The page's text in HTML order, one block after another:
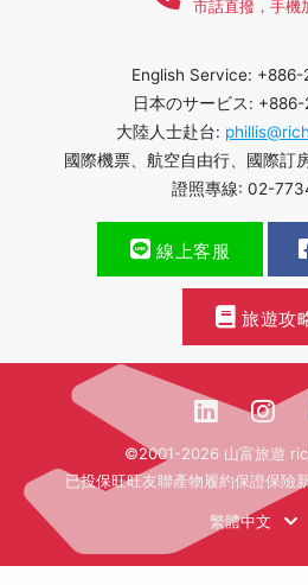
市話直撥，手機
English Service:
日本のサービス:
大陸人士赴台:
國際機票、航空自由行、國際
證照專線: 02-
線上客服
旅遊攻
©2001-2026 山富旅遊
已投保旺旺友聯產物履約保證保險
繁體中文